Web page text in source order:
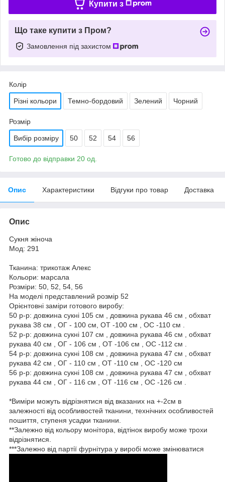
Купити з
Що таке купити з Пром?
Замовлення під захистом
Колір
Різні кольори Темно-бордовий Зелений Чорний
Розмір
Вибір розміру 50 52 54 56
Готово до відправки 20 од.
Опис Характеристики Відгуки про товар Доставка
Опис
Сукня жіноча
Мод: 291
Тканина: трикотаж Алекс
Кольори: марсала
Розміри: 50, 52, 54, 56
На моделі представлений розмір 52
Орієнтовні заміри готового виробу:
50 р-р: довжина сукні 105 см , довжина рукава 46 см , обхват
рукава 38 см , ОГ - 100 см, ОТ -100 см , OC -110 см .
52 р-р: довжина сукні 107 см , довжина рукава 46 см , обхват
рукава 40 см , ОГ - 106 см , ОТ -106 см , OC -112 см .
54 р-р: довжина сукні 108 см , довжина рукава 47 см , обхват
рукава 42 см , ОГ - 110 см , ОТ -110 см , OC -120 см
56 р-р: довжина сукні 108 см , довжина рукава 47 см , обхват
рукава 44 см , ОГ - 116 см , ОТ -116 см , OC -126 см .
*Виміри можуть відрізнятися від вказаних на +-2см в
залежності від особливостей тканини, технічних особливостей
пошиття, ступеня усадки тканини.
**Залежно від кольору монітора, відтінок виробу може трохи
відрізнятися.
***Залежно від партії фурнітура у виробі може змінюватися